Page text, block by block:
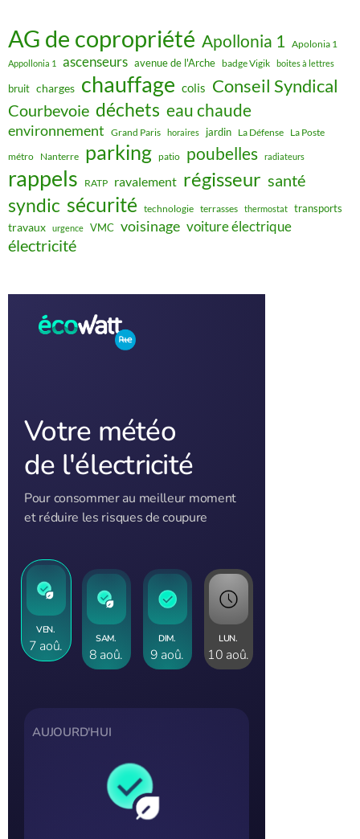
AG de copropriété Apollonia 1 Apolonia 1
Appollonia 1 ascenseurs avenue de l'Arche badge Vigik boites à lettres
bruit charges chauffage colis Conseil Syndical
Courbevoie déchets eau chaude
environnement Grand Paris horaires jardin La Défense La Poste
métro Nanterre parking patio poubelles radiateurs
rappels RATP ravalement régisseur santé
syndic sécurité technologie terrasses thermostat transports
travaux urgence VMC voisinage voiture électrique
électricité